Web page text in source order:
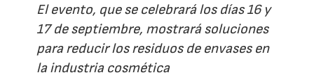
El evento, que se celebrará los días 16 y
17 de septiembre, mostrará soluciones
para reducir los residuos de envases en
la industria cosmética